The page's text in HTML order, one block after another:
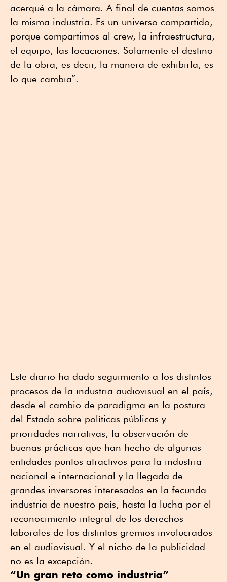
acerqué a la cámara. A final de cuentas somos
la misma industria. Es un universo compartido,
porque compartimos al crew, la infraestructura,
el equipo, las locaciones. Solamente el destino
de la obra, es decir, la manera de exhibirla, es
lo que cambia”.
Este diario ha dado seguimiento a los distintos
procesos de la industria audiovisual en el país,
desde el cambio de paradigma en la postura
del Estado sobre políticas públicas y
prioridades narrativas, la observación de
buenas prácticas que han hecho de algunas
entidades puntos atractivos para la industria
nacional e internacional y la llegada de
grandes inversores interesados en la fecunda
industria de nuestro país, hasta la lucha por el
reconocimiento integral de los derechos
laborales de los distintos gremios involucrados
en el audiovisual. Y el nicho de la publicidad
no es la excepción.
“Un gran reto como industria”